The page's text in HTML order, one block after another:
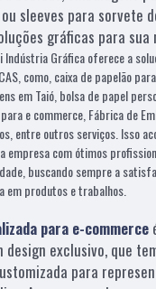
sleeves para sorvete
gráficas para sua
Indústria Gráfica oferece a
como, caixa de papelão
em Taió, bolsa de papel
e commerce, Fábrica de
entre outros serviços. Isso
empresa com ótimos
buscando sempre a
em produtos e trabalhos.
para e-commerce
design exclusivo, que
para